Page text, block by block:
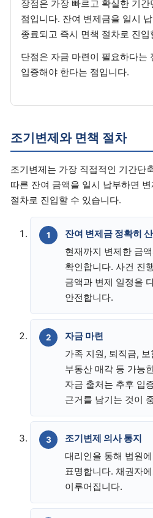
장점은 가장 빠르고 확실한 기
점입니다. 잔여 변제금을 일시
종료되고 즉시 면책 절차로 진입
단점은 자금 마련이 필요하다는
입증해야 한다는 점입니다.
조기변제와 면책 절차
조기변제는 가장 직접적인 기간단
따른 잔여 금액을 일시 납부하면
절차로 진입할 수 있습니다.
잔여 변제금 정확히
현재까지 변제한 금
확인합니다. 사건 진
금액과 변제 일정을
안전합니다.
자금 마련
가족 지원, 퇴직금,
부동산 매각 등 가능
자금 출처는 추후 입
근거를 남기는 것이
조기변제 의사 통지
대리인을 통해 법원
표명합니다. 채권자
이루어집니다.